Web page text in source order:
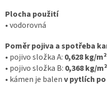
Plocha použití
•vodorovná
Poměr pojiva a spotřeba
• pojivo složka A: 0,628 kg/m²
• pojivo složka B: 0,368 kg/m²
• kámen je balenv pytlích po